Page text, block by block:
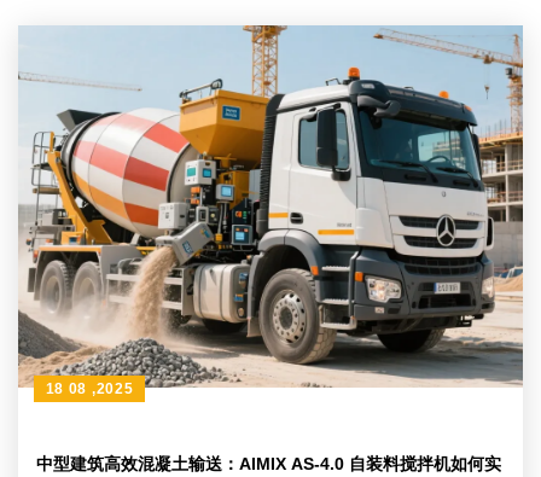
中型建筑高效混凝土输送：AIMIX AS-4.0 自装料搅拌机如何实
18 08 ,2025